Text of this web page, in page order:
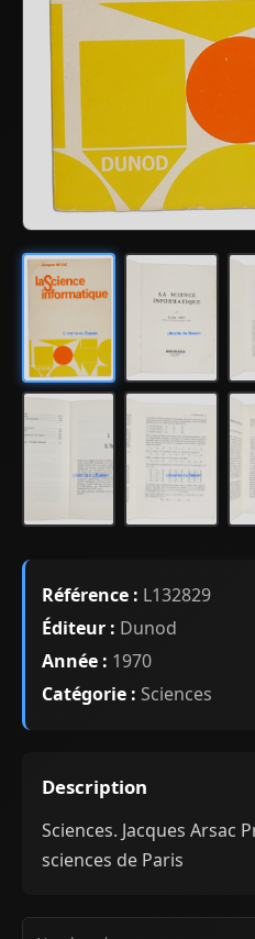
Référence : L132829
Éditeur : Dunod
Année : 1970
Catégorie : Sciences
Description
Sciences. Jacques Arsac
sciences de Paris